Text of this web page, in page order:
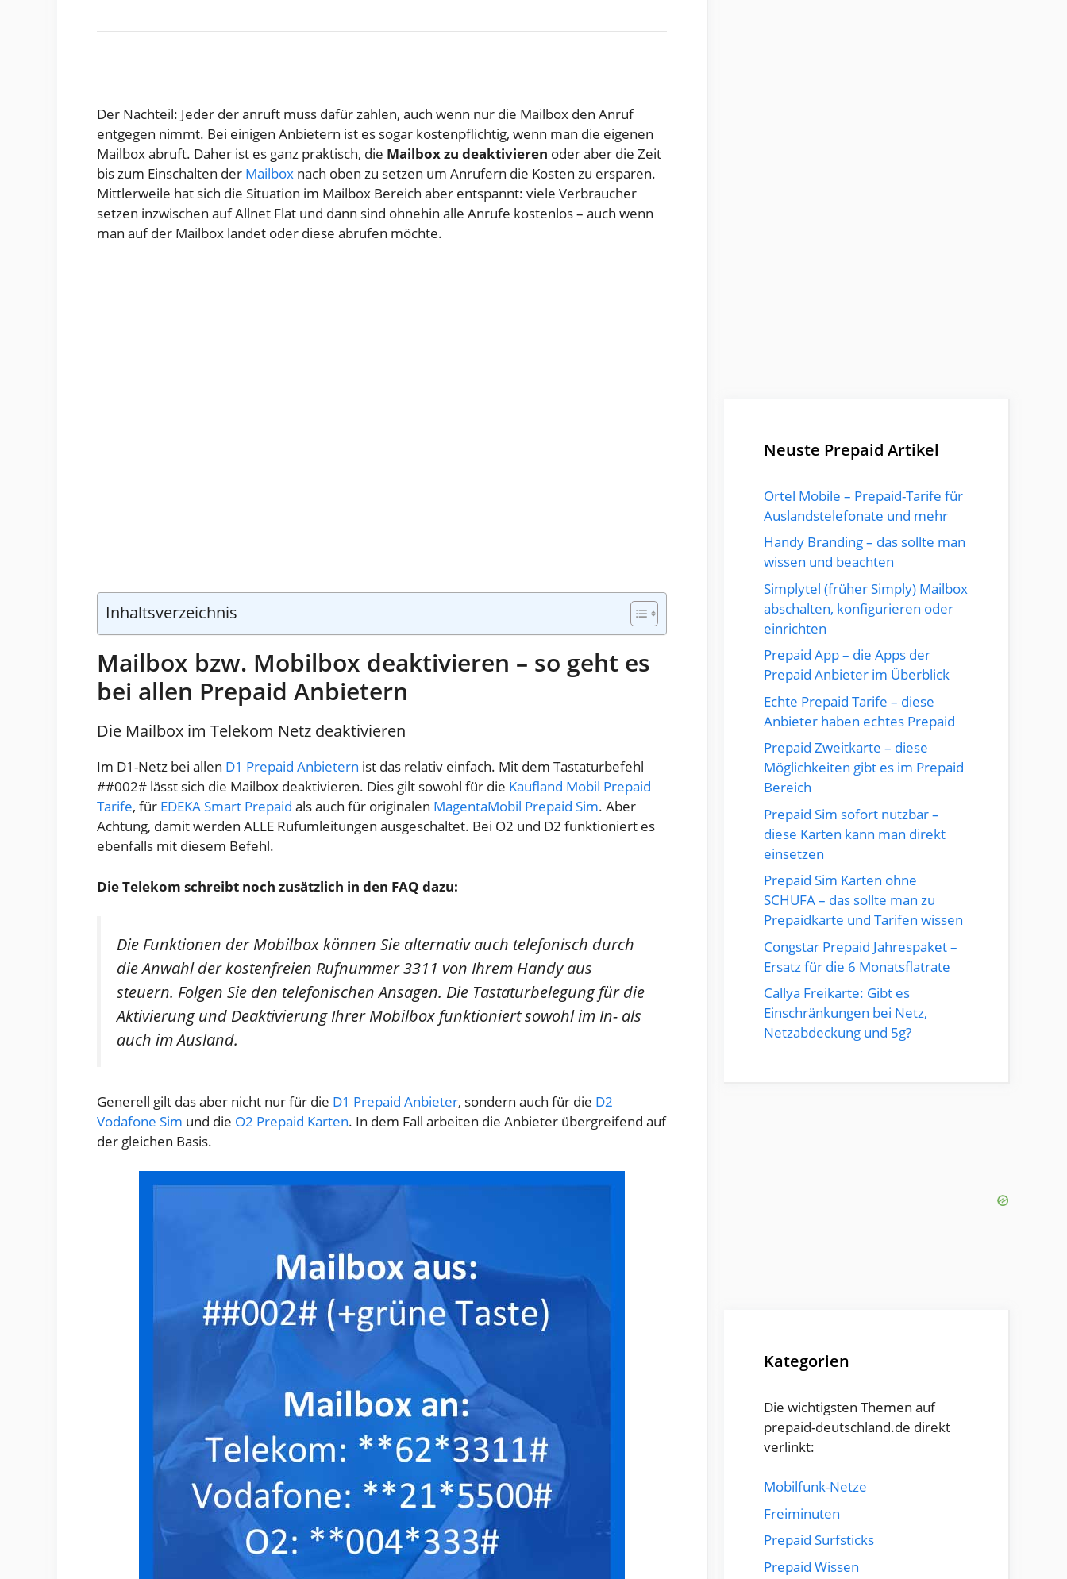
Der Nachteil: Jeder der anruft muss dafür zahlen, auch wenn nur die Mailbox den Anruf
entgegen nimmt. Bei einigen Anbietern ist es sogar kostenpflichtig, wenn man die eigenen
Mailbox abruft. Daher ist es ganz praktisch, die Mailbox zu deaktivieren oder aber die Zeit
bis zum Einschalten der Mailbox nach oben zu setzen um Anrufern die Kosten zu ersparen.
Mittlerweile hat sich die Situation im Mailbox Bereich aber entspannt: viele Verbraucher
setzen inzwischen auf Allnet Flat und dann sind ohnehin alle Anrufe kostenlos – auch wenn
man auf der Mailbox landet oder diese abrufen möchte.
Inhaltsverzeichnis
Mailbox bzw. Mobilbox deaktivieren – so geht es
bei allen Prepaid Anbietern
Die Mailbox im Telekom Netz deaktivieren
Im D1-Netz bei allen D1 Prepaid Anbietern ist das relativ einfach. Mit dem Tastaturbefehl
##002# lässt sich die Mailbox deaktivieren. Dies gilt sowohl für die Kaufland Mobil Prepaid
Tarife, für EDEKA Smart Prepaid als auch für originalen MagentaMobil Prepaid Sim. Aber
Achtung, damit werden ALLE Rufumleitungen ausgeschaltet. Bei O2 und D2 funktioniert es
ebenfalls mit diesem Befehl.
Die Telekom schreibt noch zusätzlich in den FAQ dazu:
Die Funktionen der Mobilbox können Sie alternativ auch telefonisch durch
die Anwahl der kostenfreien Rufnummer 3311 von Ihrem Handy aus
steuern. Folgen Sie den telefonischen Ansagen. Die Tastaturbelegung für die
Aktivierung und Deaktivierung Ihrer Mobilbox funktioniert sowohl im In- als
auch im Ausland.
Generell gilt das aber nicht nur für die D1 Prepaid Anbieter, sondern auch für die D2
Vodafone Sim und die O2 Prepaid Karten. In dem Fall arbeiten die Anbieter übergreifend auf
der gleichen Basis.
Neuste Prepaid Artikel
Ortel Mobile – Prepaid-Tarife für
Auslandstelefonate und mehr
Handy Branding – das sollte man
wissen und beachten
Simplytel (früher Simply) Mailbox
abschalten, konfigurieren oder
einrichten
Prepaid App – die Apps der
Prepaid Anbieter im Überblick
Echte Prepaid Tarife – diese
Anbieter haben echtes Prepaid
Prepaid Zweitkarte – diese
Möglichkeiten gibt es im Prepaid
Bereich
Prepaid Sim sofort nutzbar –
diese Karten kann man direkt
einsetzen
Prepaid Sim Karten ohne
SCHUFA – das sollte man zu
Prepaidkarte und Tarifen wissen
Congstar Prepaid Jahrespaket –
Ersatz für die 6 Monatsflatrate
Callya Freikarte: Gibt es
Einschränkungen bei Netz,
Netzabdeckung und 5g?
Kategorien
Die wichtigsten Themen auf
prepaid-deutschland.de direkt
verlinkt:
Mobilfunk-Netze
Freiminuten
Prepaid Surfsticks
Prepaid Wissen